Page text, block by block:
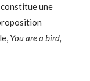
constitue une
You are a bird,